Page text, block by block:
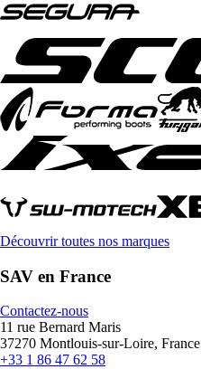
Découvrir toutes nos marques
SAV en France
Contactez-nous
11 rue Bernard Maris
37270 Montlouis-sur-Loire, France
+33 1 86 47 62 58